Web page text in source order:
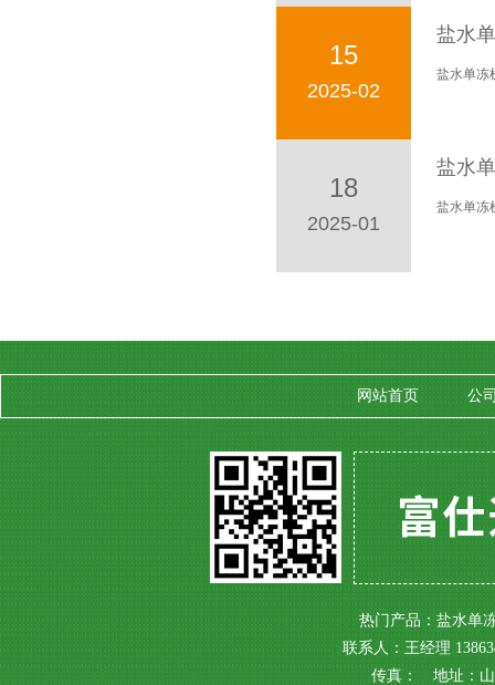
盐水
盐水单冻
15
2025-02
盐水
盐水单冻
18
2025-01
网站首页 公
热门产品：盐水单
联系人：王经理
传真： 地址：山